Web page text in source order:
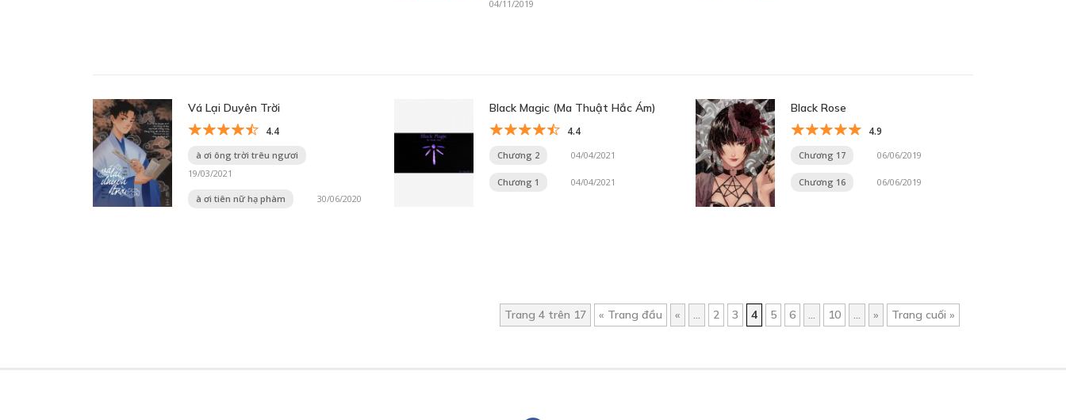
04/11/2019
Vá Lại Duyên Trời
4.4
à ơi ông trời trêu ngươi
19/03/2021
à ơi tiên nữ hạ phàm 30/06/2020
Black Magic (Ma Thuật Hắc Ám)
4.4
Chương 2 04/04/2021
Chương 1 04/04/2021
Black Rose
4.9
Chương 17 06/06/2019
Chương 16 06/06/2019
Trang 4 trên 17 « Trang đầu « 2 3 4 5 6 10 » Trang cuối »